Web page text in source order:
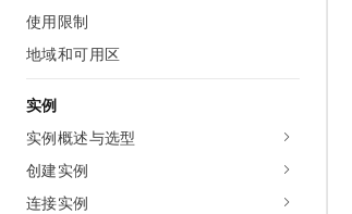
使用限制
地域和可用区
实例
实例概述与选型
创建实例
连接实例